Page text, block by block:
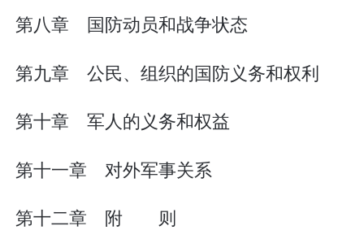
第八章 国防动员和战争状态
第九章 公民、组织的国防义务和权利
第十章 军人的义务和权益
第十一章 对外军事关系
第十二章 附 则